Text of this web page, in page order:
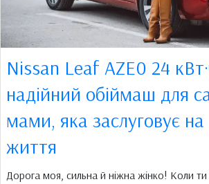
Nissan Leaf AZE0 24
надійний обіймаш для
мами, яка заслуговує
життя
Дорога моя, сильна й ніжна жінко! Коли